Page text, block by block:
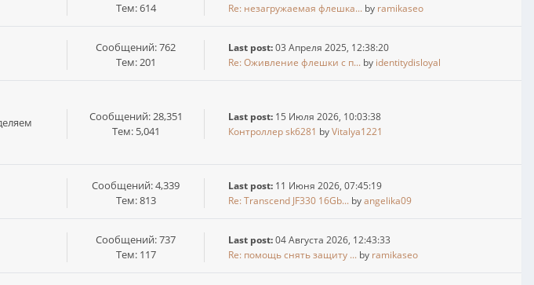
Тем: 614
Re: незагружаемая флешка... by ramikaseo
Сообщений: 762
Тем: 201
Last post:03 Апреля 2025, 12:38:20
Re: Оживление флешки с п... by identitydisloyal
Сообщений: 28,351
Тем: 5,041
Last post: 15 Июля 2026, 10:03:38
Контроллер sk6281 byVitalya1221
Сообщений: 4,339
Тем: 813
Last post: 11 Июня 2026, 07:45:19
Re: Transcend JF330 16Gb... byangelika09
Сообщений: 737
Тем: 117
Last post:04 Августа 2026, 12:43:33
Re: помощь снять защиту ... by ramikaseo